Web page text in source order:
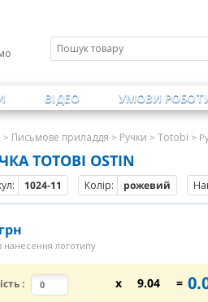
ВІДЕО УМОВИ
> Письмове приладдя > Ручки > Totobi >
TOTOBI OSTIN
1024-11 Колір: рожевий
грн
нанесення логотипу
: x 9.04 =